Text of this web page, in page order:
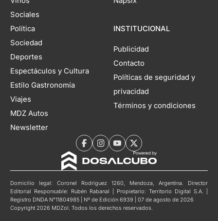
Sociales
Política
Sociedad
Deportes
Espectáculos y Cultura
Estilo Gastronomía
Viajes
MDZ Autos
Newsletter
INSTITUCIONAL
Publicidad
Contacto
Políticas de seguridad y
privacidad
Términos y condiciones
Domicilio legal: Coronel Rodríguez 1260, Mendoza, Argentina. Director
Editorial Responsable: Rubén Rabanal | Propietario: Territorio Digital S.A. |
Registro DNDA N°11804985 | Nº de Edición 6939 | 07 de agosto de 2026
Copyright 2026 MDZol. Todos los derechos reservados.